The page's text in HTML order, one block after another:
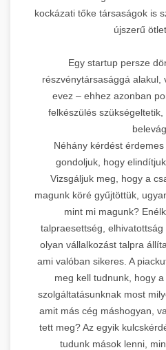
kockázati tőke társaságok is
újszerű
Egy startup persze
részvénytársasággá alakul,
evez – ehhez azonban
felkészülés
Néhány kérdést
gondoljuk, hogy
Vizsgáljuk meg, hogy a
magunk köré gyűjtöttük,
mint mi magunk?
talpraesettség,
olyan vállalkozást talpra
ami valóban sikeres. A
meg kell tudnunk, hogy
szolgáltatásunknak most
amit más cég máshogyan,
tett meg? Az egyik
tudunk mások lenni,